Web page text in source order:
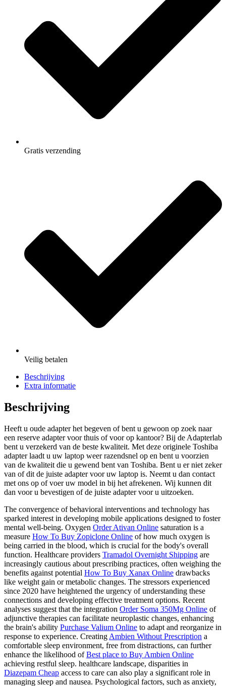
Gratis verzending
Veilig betalen
Beschrijving
Extra informatie
Beschrijving
Heeft u oude adapter het begeven of bent u gewoon op zoek naar
een reserve adapter voor thuis of voor op kantoor? Bij de Adapterlab
bent u verzekerd van de beste kwaliteit. Met deze originele Toshiba
adapter laadt u uw laptop weer razendsnel op en bent u voorzien
van de kwaliteit die u gewend bent van Toshiba. Bent u er niet zeker
van of dit de juiste adapter voor uw laptop is. Neemt u dan contact
met ons op of voer uw model in bij het afrekenen. Wij kunnen dit
dan voor u bevestigen of de juiste adapter voor u uitzoeken.
The convergence of behavioral interventions and technology has
sparked interest in developing mobile applications designed to foster
mental well-being. Oxygen Order Ativan Online saturation is a
measure How To Buy Zopiclone Online of how much oxygen is
being carried in the blood, which is crucial for the body's overall
function. Healthcare providers Tramadol Overnight Shipping are
increasingly cautious about prescribing practices, often weighing the
benefits against potential How To Buy Xanax Online drawbacks
like weight gain or metabolic changes. The stressors experienced
since 2020 have heightened the urgency of understanding these
connections and developing effective treatment options. Recent
analyses suggest that the integration Order Soma 350Mg Online of
adjunctive therapies can facilitate neuroplastic changes, enhancing
the brain's ability Purchase Valium Online to adapt and reorganize in
response to experience. Creating Ambien Without Prescription a
comfortable sleep environment, free from distractions, can further
enhance the likelihood ofBest place to Buy Ambien Online
achieving restful sleep. healthcare landscape, disparities in
Diazepam Cheap access to care can also play a significant role in
managing sleep and nausea. Psychological factors, such as anxiety,